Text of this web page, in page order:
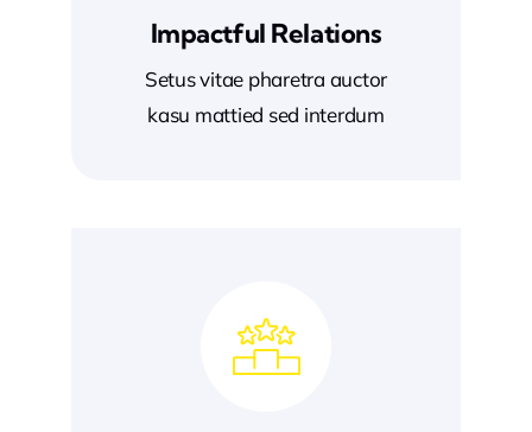
Impactful Relations
Setus vitae pharetra auctor
kasu mattied sed interdum